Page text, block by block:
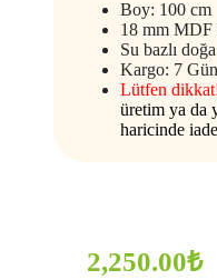
Boy: 100 cm
18 mm MDF
Su bazlı
Kargo: 7
Lütfen
üretim ya da
haricinde
2,250.00₺